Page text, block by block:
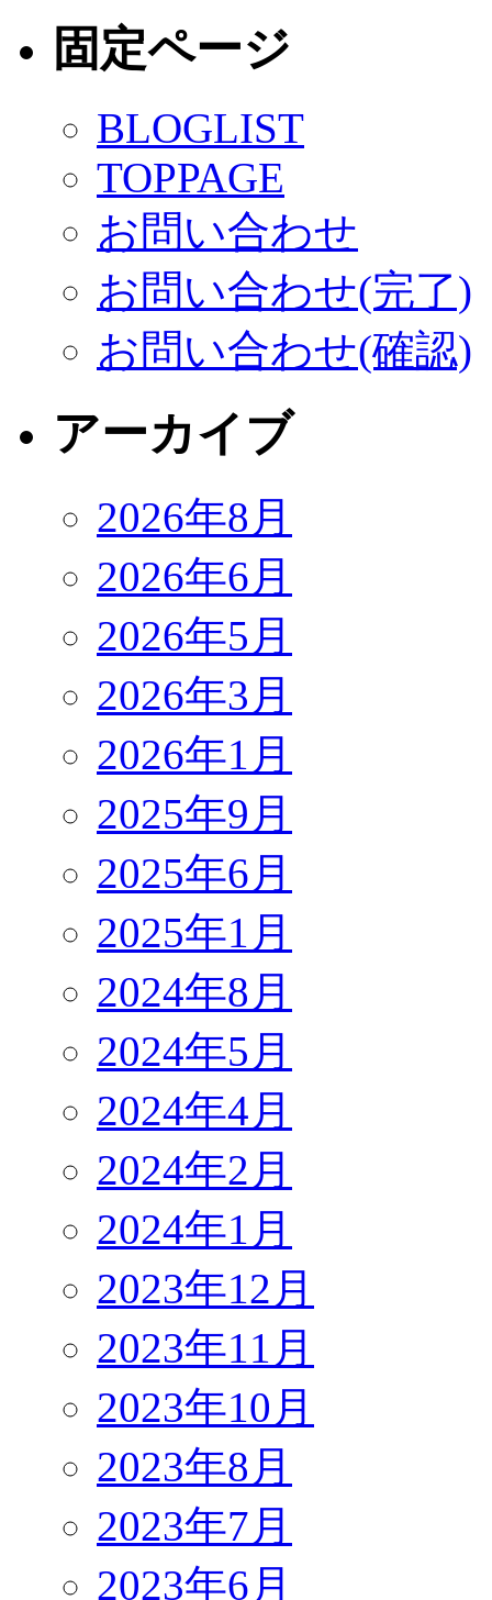
固定ページ
BLOGLIST
TOPPAGE
お問い合わせ
お問い合わせ(完了)
お問い合わせ(確認)
アーカイブ
2026年8月
2026年6月
2026年5月
2026年3月
2026年1月
2025年9月
2025年6月
2025年1月
2024年8月
2024年5月
2024年4月
2024年2月
2024年1月
2023年12月
2023年11月
2023年10月
2023年8月
2023年7月
2023年6月